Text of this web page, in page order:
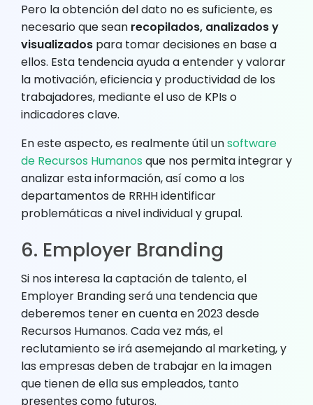
Pero la obtención del dato no es suficiente, es
necesario que sean recopilados, analizados y
visualizados para tomar decisiones en base a
ellos. Esta tendencia ayuda a entender y valorar
la motivación, eficiencia y productividad de los
trabajadores, mediante el uso de KPIs o
indicadores clave.
En este aspecto, es realmente útil unsoftware
de Recursos Humanos que nos permita integrar y
analizar esta información, así como a los
departamentos de RRHH identificar
problemáticas a nivel individual y grupal.
6. Employer Branding
Si nos interesa la captación de talento, el
Employer Branding será una tendencia que
deberemos tener en cuenta en 2023 desde
Recursos Humanos. Cada vez más, el
reclutamiento se irá asemejando al marketing, y
las empresas deben de trabajar en la imagen
que tienen de ella sus empleados, tanto
presentes como futuros.